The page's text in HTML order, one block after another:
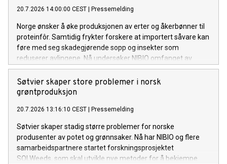
20.7.2026 14:00:00 CEST | Pressemelding
Norge ønsker å øke produksjonen av erter og åkerbønner til
proteinfôr. Samtidig frykter forskere at importert såvare kan
føre med seg skadegjørende sopp og insekter som
reduserer avlingene. Nå undersøker NIBIO omfanget av
problemet og mulige tiltak.
Søtvier skaper store problemer i norsk
grøntproduksjon
20.7.2026 13:16:10 CEST | Pressemelding
Søtvier skaper stadig større problemer for norske
produsenter av potet og grønnsaker. Nå har NIBIO og flere
samarbeidspartnere startet forskningsprosjektet
SOLWeeds, som skal utvikle nye metoder for å bekjempe